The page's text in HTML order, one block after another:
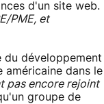
d'un site web.
PME, et
du développement
américaine dans le
pas encore rejoint
groupe de